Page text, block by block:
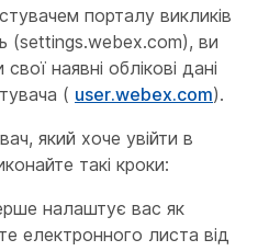
порталу викликів
(settings.webex.com), ви
наявні облікові дані
( user.webex.com).
який хоче увійти в
такі кроки:
налаштує вас як
електронного листа від